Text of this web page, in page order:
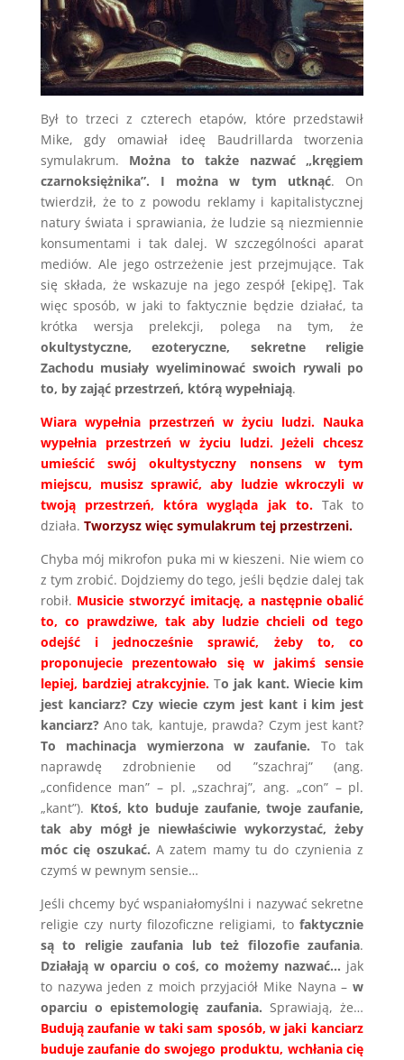
Był to trzeci z czterech etapów, które przedstawił
Mike, gdy omawiał ideę Baudrillarda tworzenia
symulakrum. Można to także nazwać „kręgiem
czarnoksiężnika”. I można w tym utknąć. On
twierdził, że to z powodu reklamy i kapitalistycznej
natury świata i sprawiania, że ludzie są niezmiennie
konsumentami i tak dalej. W szczególności aparat
mediów. Ale jego ostrzeżenie jest przejmujące. Tak
się składa, że wskazuje na jego zespół [ekipę]. Tak
więc sposób, w jaki to faktycznie będzie działać, ta
krótka wersja prelekcji, polega na tym, że
okultystyczne, ezoteryczne, sekretne religie
Zachodu musiały wyeliminować swoich rywali po
to, by zająć przestrzeń, którą wypełniają.
Wiara wypełnia przestrzeń w życiu ludzi. Nauka
wypełnia przestrzeń w życiu ludzi. Jeżeli chcesz
umieścić swój okultystyczny nonsens w tym
miejscu, musisz sprawić, aby ludzie wkroczyli w
twoją przestrzeń, która wygląda jak to. Tak to
działa. Tworzysz więc symulakrum tej przestrzeni.
Chyba mój mikrofon puka mi w kieszeni. Nie wiem co
z tym zrobić. Dojdziemy do tego, jeśli będzie dalej tak
robił. Musicie stworzyć imitację, a następnie obalić
to, co prawdziwe, tak aby ludzie chcieli od tego
odejść i jednocześnie sprawić, żeby to, co
proponujecie prezentowało się w jakimś sensie
lepiej, bardziej atrakcyjnie. To jak kant. Wiecie kim
jest kanciarz? Czy wiecie czym jest kant i kim jest
kanciarz?Ano tak, kantuje, prawda? Czym jest kant?
To machinacja wymierzona w zaufanie. To tak
naprawdę zdrobnienie od ”szachraj” (ang.
„confidence man” – pl. „szachraj”, ang. „con” – pl.
„kant”). Ktoś, kto buduje zaufanie, twoje zaufanie,
tak aby mógł je niewłaściwie wykorzystać, żeby
móc cię oszukać. A zatem mamy tu do czynienia z
czymś w pewnym sensie…
Jeśli chcemy być wspaniałomyślni i nazywać sekretne
religie czy nurty filozoficzne religiami, tofaktycznie
są to religie zaufania lub też filozofie zaufania.
Działają w oparciu o coś, co możemy nazwać… jak
to nazywa jeden z moich przyjaciół Mike Nayna –w
oparciu o epistemologię zaufania. Sprawiają, że…
Budują zaufanie w taki sam sposób, w jaki kanciarz
buduje zaufanie do swojego produktu, wchłania cię